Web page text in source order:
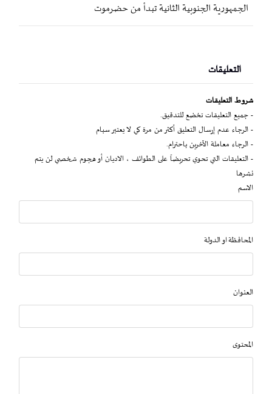
الجمهورية الجنوبية الثانية تبدأ من حضرموت
التعليقات
شروط التعليقات
- جميع التعليقات تخضع للتدقيق.
- الرجاء عدم إرسال التعليق أكثر من مرة كي لا يعتبر سبام
- الرجاء معاملة الآخرين باحترام.
- التعليقات التي تحوي تحريضاً على الطوائف ، الاديان أو هجوم شخصي لن يتم
نشرها
الاسم
المحافظة او الدولة
العنوان
المحتوى